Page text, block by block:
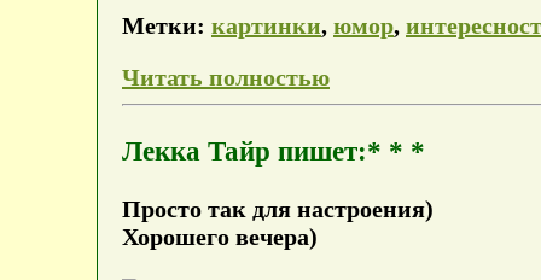
Метки: картинки, юмор,
Читать полностью
Лекка Тайр пишет:* * *
Просто так для настроения)
Хорошего вечера)